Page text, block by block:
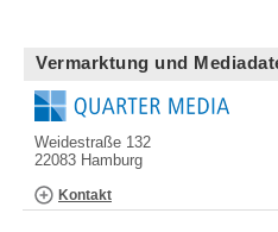
Vermarktung und
Weidestraße 132
22083 Hamburg
Kontakt